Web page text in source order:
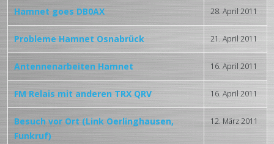
Hamnet goes DB0AX 28. April 2011
Probleme Hamnet Osnabrück 21. April 2011
Antennenarbeiten Hamnet 16. April 2011
FM Relais mit anderen TRX QRV 16. April 2011
Besuch vor Ort (Link Oerlinghausen,
Funkruf)
12. März 2011